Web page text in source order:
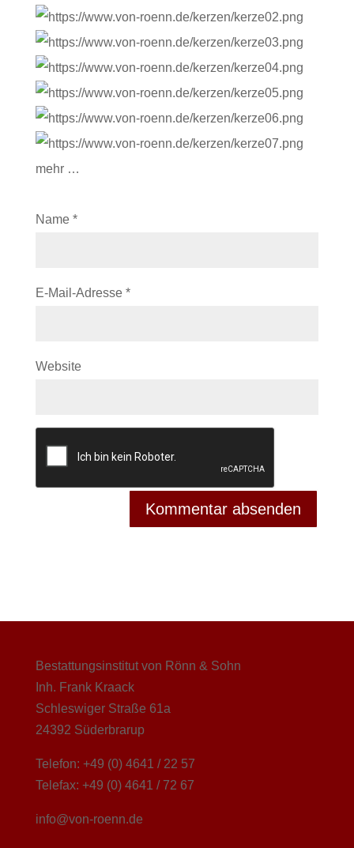
mehr …
Name *
E-Mail-Adresse *
Website
Bestattungsinstitut von Rönn & Sohn
Inh. Frank Kraack
Schleswiger Straße 61a
24392 Süderbrarup
Telefon: +49 (0) 4641 / 22 57
Telefax: +49 (0) 4641 / 72 67
info@von-roenn.de